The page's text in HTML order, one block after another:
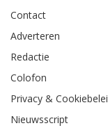
Contact
Adverteren
Redactie
Colofon
Privacy &
Nieuwsscript